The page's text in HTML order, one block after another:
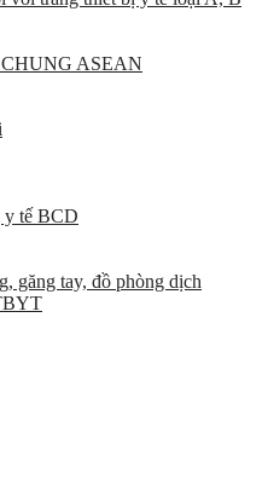
ASEAN
y tế BCD
găng tay, đồ phòng dịch